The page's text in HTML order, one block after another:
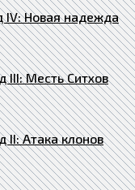
IV: Новая надежда
III: Месть Ситхов
II: Атака клонов